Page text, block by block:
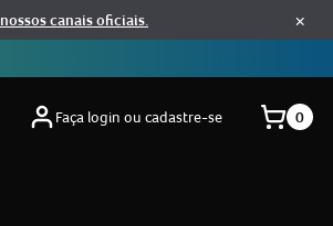
canais oficiais. ×
Faça login ou cadastre-se 0